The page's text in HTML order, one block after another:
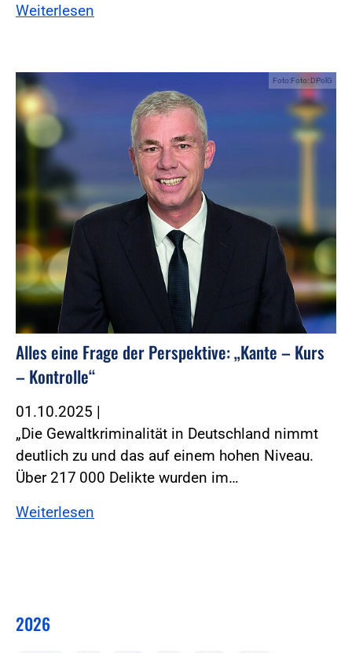
Weiterlesen
Foto:Foto: DPolG
Alles eine Frage der Perspektive: „Kante – Kurs
– Kontrolle“
01.10.2025 |
„Die Gewaltkriminalität in Deutschland nimmt
deutlich zu und das auf einem hohen Niveau.
Über 217 000 Delikte wurden im…
Weiterlesen
2026